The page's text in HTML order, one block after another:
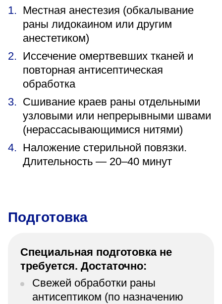
Местная анестезия (обкалывание
раны лидокаином или другим
анестетиком)
Иссечение омертвевших тканей и
повторная антисептическая
обработка
Сшивание краев раны отдельными
узловыми или непрерывными швами
(нерассасывающимися нитями)
Наложение стерильной повязки.
Длительность — 20–40 минут
Подготовка
Специальная подготовка не
требуется. Достаточно:
Свежей обработки раны
антисептиком (по назначению